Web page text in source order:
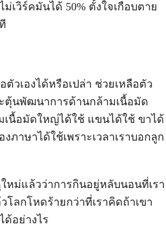
เวิร์คมันได้ 50% ตั้งใจเกือบตาย
วเองได้หรือเปล่า ช่วยเหลือตัว
ตุ้นพัฒนาการด้านกล้ามเนื้อมัด
เนื้อมัดใหญ่ได้ใช้ แขนได้ใช้ ขาได้
ภาษาได้ใช้เพราะเวลาเราบอกลูก
หม่แล้วว่าการกินอยู่หลับนอนที่เรา
โลกโหดร้ายกว่าที่เราคิดถ้าเขา
ด้อย่างไร